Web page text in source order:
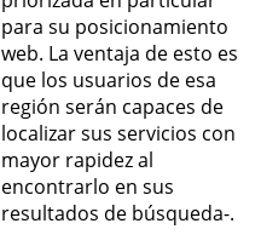
para su posicionamiento
web. La ventaja de esto es
que los usuarios de esa
región serán capaces de
localizar sus servicios con
mayor rapidez al
encontrarlo en sus
resultados de búsqueda-.